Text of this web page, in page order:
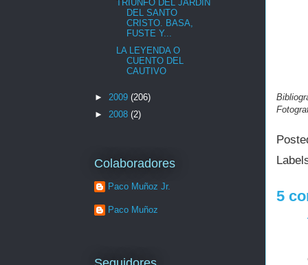
5
TRIUNFO DEL JARDIN
DEL SANTO
CRISTO. BASA,
FUSTE Y...
LA LEYENDA O
CUENTO DEL
CAUTIVO
► 2009 (206)
► 2008 (2)
Colaboradores
Paco Muñoz Jr.
Paco Muñoz